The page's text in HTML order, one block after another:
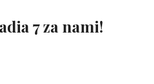
7 za nami!